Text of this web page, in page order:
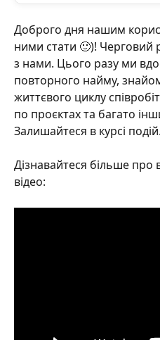
Доброго дня нашим
ними стати 🙂)! Черговий
з нами. Цього разу ми
повторного найму,
життєвого циклу
по проєктах та багато
Залишайтеся в курсі подій.
Дізнавайтеся більше
відео: